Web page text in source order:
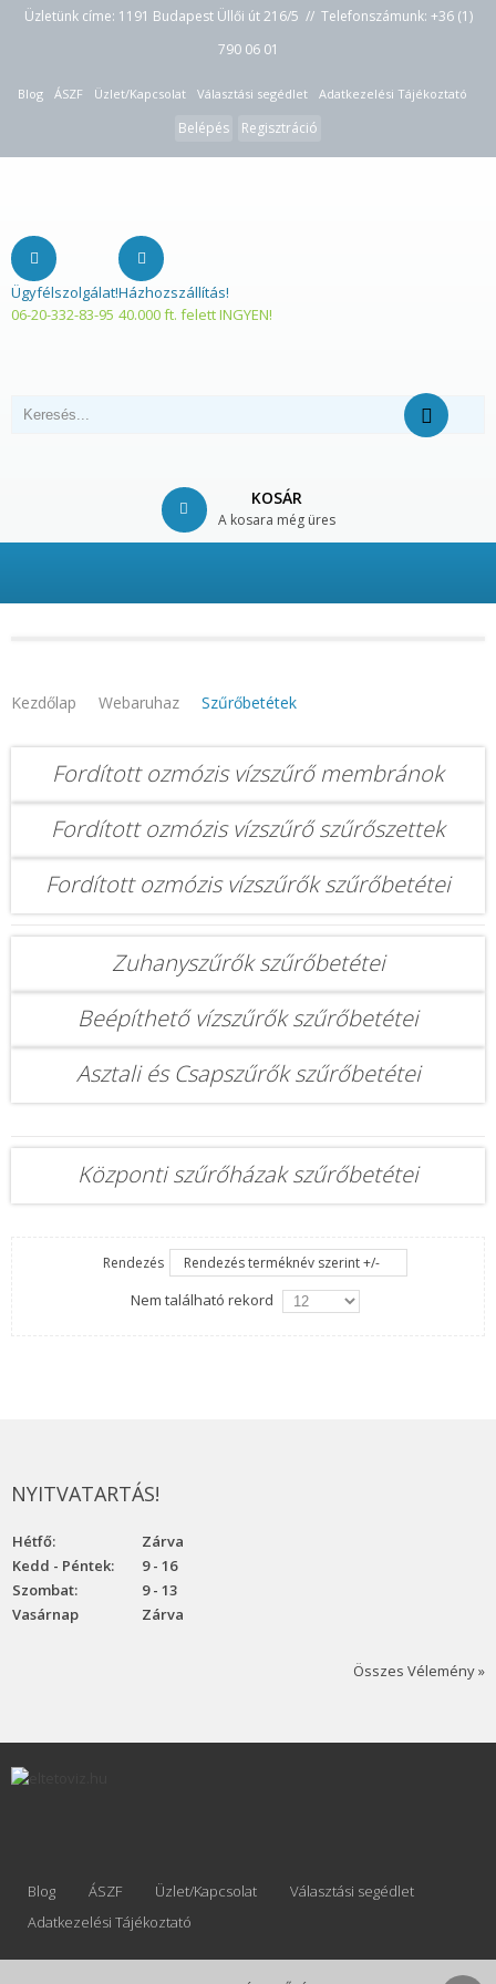
Üzletünk címe: 1191 Budapest Üllői út 216/5 // Telefonszámunk: +36 (1)
790 06 01
Blog ÁSZF Üzlet/Kapcsolat Választási segédlet Adatkezelési Tájékoztató
Belépés Regisztráció
Ügyfélszolgálat!
06-20-332-83-95
Házhozszállítás!
40.000 ft. felett INGYEN!
KOSÁR
A kosara még üres
Kezdőlap Webaruhaz Szűrőbetétek
Fordított ozmózis vízszűrő membránok
Fordított ozmózis vízszűrő szűrőszettek
Fordított ozmózis vízszűrők szűrőbetétei
Zuhanyszűrők szűrőbetétei
Beépíthető vízszűrők szűrőbetétei
Asztali és Csapszűrők szűrőbetétei
Központi szűrőházak szűrőbetétei
Rendezés Rendezés terméknév szerint +/-
Nem található rekord
NYITVATARTÁS!
Hétfő:
Zárva
Kedd - Péntek:
9 - 16
Szombat:
9 - 13
Vasárnap
Zárva
Összes Vélemény »
Blog ÁSZF Üzlet/Kapcsolat
Választási segédlet
Adatkezelési Tájékoztató